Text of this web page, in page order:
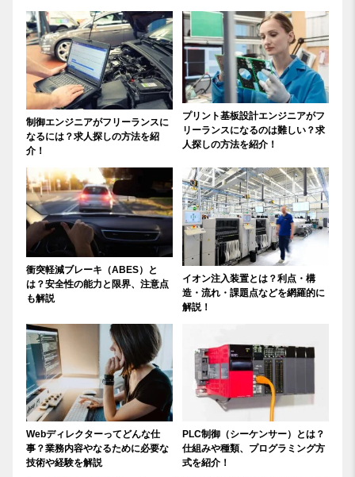
制御エンジニアがフリーランスに
なるには？求人探しの方法を紹
介！
プリント基板設計エンジニアがフ
リーランスになるのは難しい？求
人探しの方法を紹介！
衝突軽減ブレーキ（ABES）と
は？安全性の能力と限界、注意点
も解説
イオン注入装置とは？利点・構
造・流れ・課題点などを網羅的に
解説！
Webディレクターってどんな仕
事？業務内容やなるために必要な
技術や経験を解説
PLC制御（シーケンサー）とは？
仕組みや種類、プログラミング方
式を紹介！